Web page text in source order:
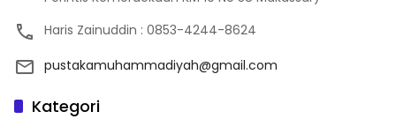
Haris Zainuddin : 0853-4244-8624
pustakamuhammadiyah@gmail.com
Kategori